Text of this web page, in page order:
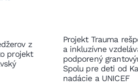
z
projekt
Projekt Trauma
a inkluzívne
podporený
Spolu pre deti od
nadácie a UNICEF